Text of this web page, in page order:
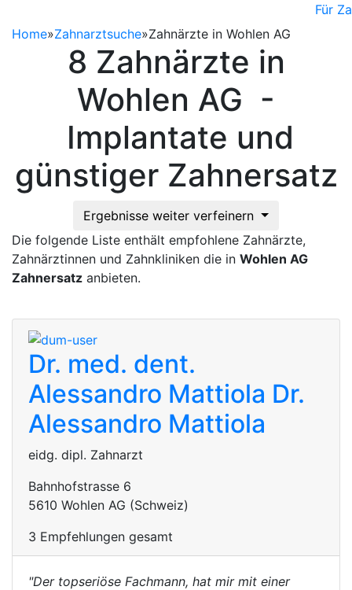
Für
Home»Zahnarztsuche»Zahnärzte in Wohlen AG
8 Zahnärzte in
Wohlen AG -
Implantate und
günstiger Zahnersatz
Ergebnisse weiter verfeinern
Die folgende Liste enthält empfohlene Zahnärzte,
Zahnärztinnen und Zahnkliniken die in Wohlen AG
Zahnersatz anbieten.
Dr. med. dent.
Alessandro Mattiola Dr.
Alessandro Mattiola
eidg. dipl. Zahnarzt
Bahnhofstrasse 6
5610 Wohlen AG (Schweiz)
3 Empfehlungen gesamt
"Der topseriöse Fachmann, hat mir mit einer